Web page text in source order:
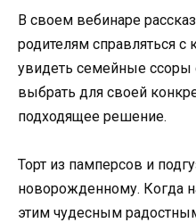
В своем вебинаре
родителям справляться с
увидеть семейные ссоры
выбрать для своей
подходящее решение.
Торт из памперсов и
новорожденному. Когда
этим чудесным